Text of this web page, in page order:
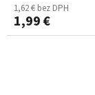
1,62 € bez DPH
1,99 €